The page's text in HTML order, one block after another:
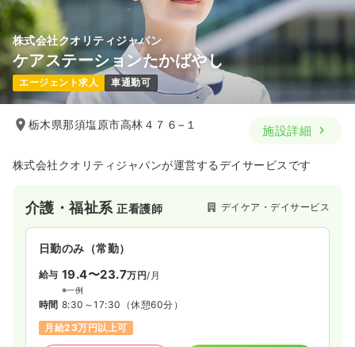
株式会社クオリティジャパン
ケアステーションたかばやし
エージェント求人 車通勤可
栃木県那須塩原市高林４７６−１ 施設詳細
株式会社クオリティジャパンが運営するデイサービスです
介護・福祉系正看護師 デイケア・デイサービス
日勤のみ（常勤）
給与 19.4〜23.7万円/月
※一例
時間 8:30～17:30 （休憩60分）
月給23万円以上可